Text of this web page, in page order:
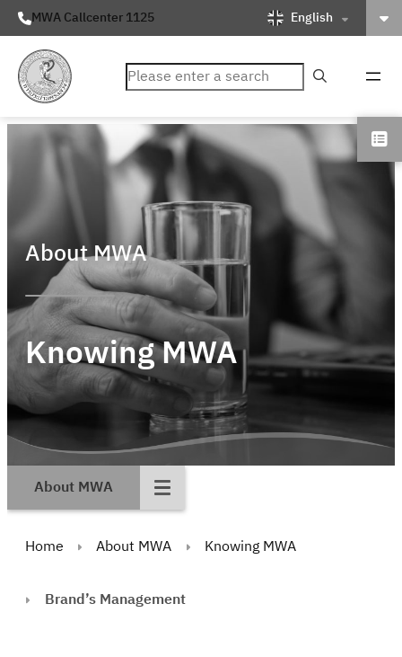
MWA Callcenter 1125 English
ค้นหา
About MWA
Knowing MWA
About MWA
Home About MWA Knowing MWA
Brand’s Management